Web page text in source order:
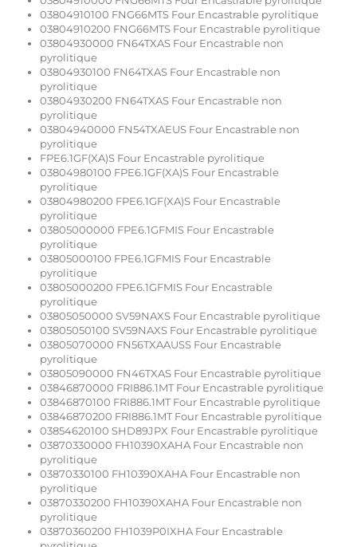
03804910100 FNG66MTS Four Encastrable pyrolitique
03804910200 FNG66MTS Four Encastrable pyrolitique
03804930000 FN64TXAS Four Encastrable non
pyrolitique
03804930100 FN64TXAS Four Encastrable non
pyrolitique
03804930200 FN64TXAS Four Encastrable non
pyrolitique
03804940000 FN54TXAEUS Four Encastrable non
pyrolitique
FPE6.1GF(XA)S Four Encastrable pyrolitique
03804980100 FPE6.1GF(XA)S Four Encastrable
pyrolitique
03804980200 FPE6.1GF(XA)S Four Encastrable
pyrolitique
03805000000 FPE6.1GFMIS Four Encastrable
pyrolitique
03805000100 FPE6.1GFMIS Four Encastrable
pyrolitique
03805000200 FPE6.1GFMIS Four Encastrable
pyrolitique
03805050000 SV59NAXS Four Encastrable pyrolitique
03805050100 SV59NAXS Four Encastrable pyrolitique
03805070000 FN56TXAAUSS Four Encastrable
pyrolitique
03805090000 FN46TXAS Four Encastrable pyrolitique
03846870000 FRI886.1MT Four Encastrable pyrolitique
03846870100 FRI886.1MT Four Encastrable pyrolitique
03846870200 FRI886.1MT Four Encastrable pyrolitique
03854620100 SHD89JPX Four Encastrable pyrolitique
03870330000 FH10390XAHA Four Encastrable non
pyrolitique
03870330100 FH10390XAHA Four Encastrable non
pyrolitique
03870330200 FH10390XAHA Four Encastrable non
pyrolitique
03870360200 FH1039P0IXHA Four Encastrable